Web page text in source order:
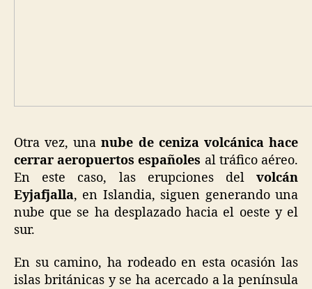
Otra vez, unanube de ceniza volcánica hace
cerrar aeropuertos españoles al tráfico aéreo.
En este caso, las erupciones del volcán
Eyjafjalla, en Islandia, siguen generando una
nube que se ha desplazado hacia el oeste y el
sur.
En su camino, ha rodeado en esta ocasión las
islas británicas y se ha acercado a la península